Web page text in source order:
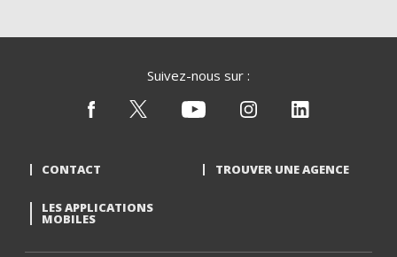
Suivez-nous sur :
CONTACT TROUVER UNE AGENCE
LES APPLICATIONS
MOBILES